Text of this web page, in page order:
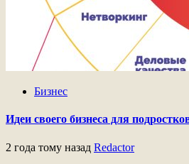
Бизнес
Идеи своего бизнеса для
2 года тому назад Redactor